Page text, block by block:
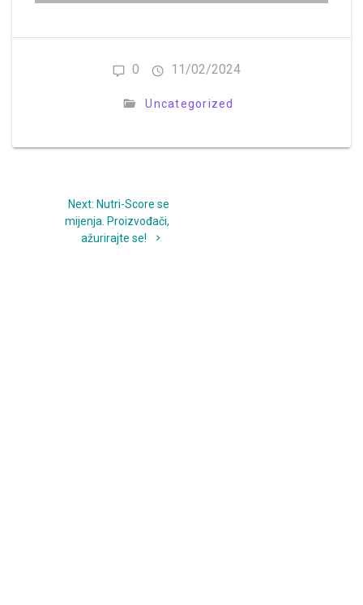
0 11/02/2024
Uncategorized
objava
Next: Next
post:
Nutri-Score se
mijenja. Proizvođači,
ažurirajte se!